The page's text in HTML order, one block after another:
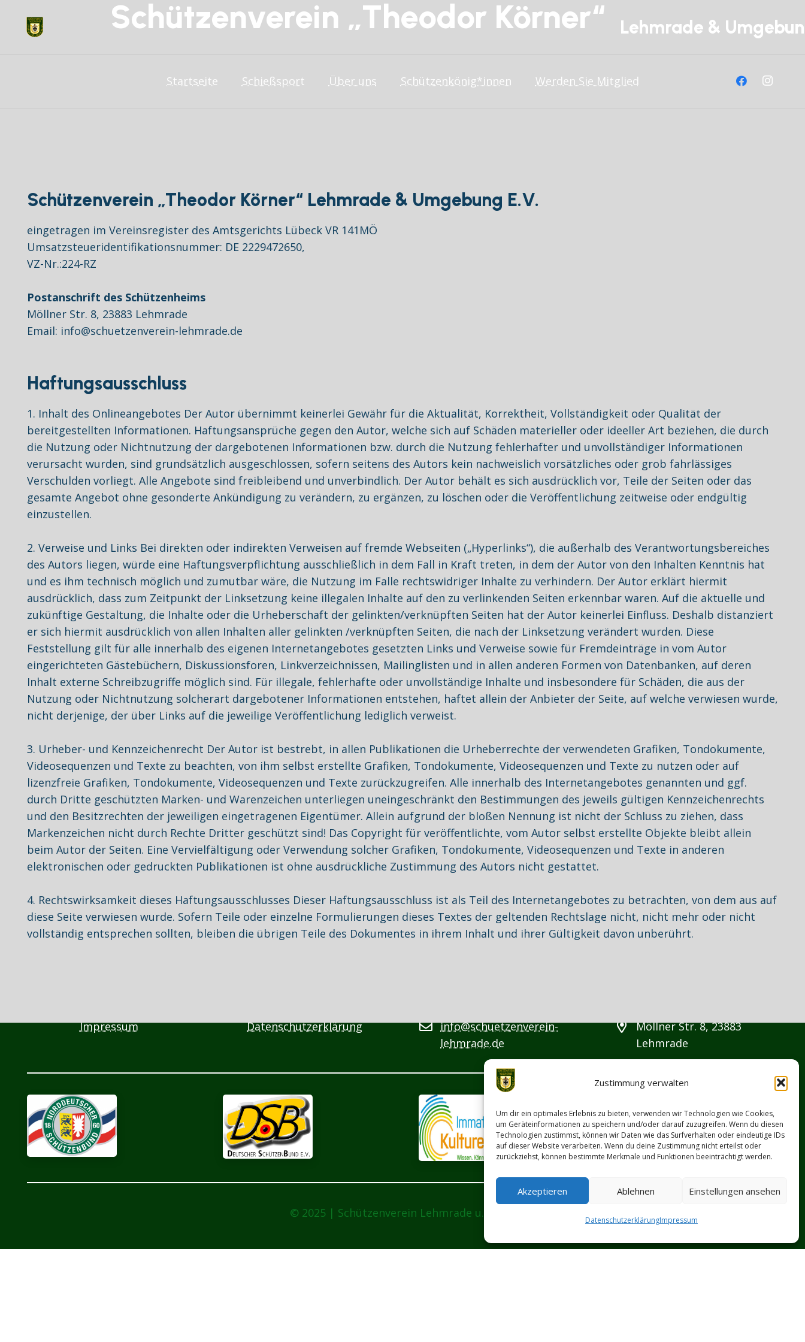
Zustimmung verwalten
Um dir ein optimales Erlebnis zu bieten, verwenden wir Technologien wie Cookies,
um Geräteinformationen zu speichern und/oder darauf zuzugreifen. Wenn du diesen
Technologien zustimmst, können wir Daten wie das Surfverhalten oder eindeutige IDs
auf dieser Website verarbeiten. Wenn du deine Zustimmung nicht erteilst oder
zurückziehst, können bestimmte Merkmale und Funktionen beeinträchtigt werden.
Akzeptieren Ablehnen Einstellungen ansehen
DatenschutzerklärungImpressum
Schützenverein „Theodor Körner“ Lehmrade &
Startseite Schießsport Über uns Schützenkönig*innen Werden Sie Mitglied
Schützenverein „Theodor Körner“ Lehmrade & Umgebung E.V.
eingetragen im Vereinsregister des Amtsgerichts Lübeck VR 141MÖ
Umsatzsteueridentifikationsnummer: DE 2229472650,
VZ-Nr.:224-RZ
Postanschrift des Schützenheims
Möllner Str. 8, 23883 Lehmrade
Email: info@schuetzenverein-lehmrade.de
Haftungsausschluss
1. Inhalt des Onlineangebotes Der Autor übernimmt keinerlei Gewähr für die Aktualität, Korrektheit, Vollständigkeit oder Qualität der
bereitgestellten Informationen. Haftungsansprüche gegen den Autor, welche sich auf Schäden materieller oder ideeller Art beziehen, die durch
die Nutzung oder Nichtnutzung der dargebotenen Informationen bzw. durch die Nutzung fehlerhafter und unvollständiger Informationen
verursacht wurden, sind grundsätzlich ausgeschlossen, sofern seitens des Autors kein nachweislich vorsätzliches oder grob fahrlässiges
Verschulden vorliegt. Alle Angebote sind freibleibend und unverbindlich. Der Autor behält es sich ausdrücklich vor, Teile der Seiten oder das
gesamte Angebot ohne gesonderte Ankündigung zu verändern, zu ergänzen, zu löschen oder die Veröffentlichung zeitweise oder endgültig
einzustellen.
2. Verweise und Links Bei direkten oder indirekten Verweisen auf fremde Webseiten („Hyperlinks“), die außerhalb des Verantwortungsbereiches
des Autors liegen, würde eine Haftungsverpflichtung ausschließlich in dem Fall in Kraft treten, in dem der Autor von den Inhalten Kenntnis hat
und es ihm technisch möglich und zumutbar wäre, die Nutzung im Falle rechtswidriger Inhalte zu verhindern. Der Autor erklärt hiermit
ausdrücklich, dass zum Zeitpunkt der Linksetzung keine illegalen Inhalte auf den zu verlinkenden Seiten erkennbar waren. Auf die aktuelle und
zukünftige Gestaltung, die Inhalte oder die Urheberschaft der gelinkten/verknüpften Seiten hat der Autor keinerlei Einfluss. Deshalb distanziert
er sich hiermit ausdrücklich von allen Inhalten aller gelinkten /verknüpften Seiten, die nach der Linksetzung verändert wurden. Diese
Feststellung gilt für alle innerhalb des eigenen Internetangebotes gesetzten Links und Verweise sowie für Fremdeinträge in vom Autor
eingerichteten Gästebüchern, Diskussionsforen, Linkverzeichnissen, Mailinglisten und in allen anderen Formen von Datenbanken, auf deren
Inhalt externe Schreibzugriffe möglich sind. Für illegale, fehlerhafte oder unvollständige Inhalte und insbesondere für Schäden, die aus der
Nutzung oder Nichtnutzung solcherart dargebotener Informationen entstehen, haftet allein der Anbieter der Seite, auf welche verwiesen wurde,
nicht derjenige, der über Links auf die jeweilige Veröffentlichung lediglich verweist.
3. Urheber- und Kennzeichenrecht Der Autor ist bestrebt, in allen Publikationen die Urheberrechte der verwendeten Grafiken, Tondokumente,
Videosequenzen und Texte zu beachten, von ihm selbst erstellte Grafiken, Tondokumente, Videosequenzen und Texte zu nutzen oder auf
lizenzfreie Grafiken, Tondokumente, Videosequenzen und Texte zurückzugreifen. Alle innerhalb des Internetangebotes genannten und ggf.
durch Dritte geschützten Marken- und Warenzeichen unterliegen uneingeschränkt den Bestimmungen des jeweils gültigen Kennzeichenrechts
und den Besitzrechten der jeweiligen eingetragenen Eigentümer. Allein aufgrund der bloßen Nennung ist nicht der Schluss zu ziehen, dass
Markenzeichen nicht durch Rechte Dritter geschützt sind! Das Copyright für veröffentlichte, vom Autor selbst erstellte Objekte bleibt allein
beim Autor der Seiten. Eine Vervielfältigung oder Verwendung solcher Grafiken, Tondokumente, Videosequenzen und Texte in anderen
elektronischen oder gedruckten Publikationen ist ohne ausdrückliche Zustimmung des Autors nicht gestattet.
4. Rechtswirksamkeit dieses Haftungsausschlusses Dieser Haftungsausschluss ist als Teil des Internetangebotes zu betrachten, von dem aus auf
diese Seite verwiesen wurde. Sofern Teile oder einzelne Formulierungen dieses Textes der geltenden Rechtslage nicht, nicht mehr oder nicht
vollständig entsprechen sollten, bleiben die übrigen Teile des Dokumentes in ihrem Inhalt und ihrer Gültigkeit davon unberührt.
Impressum Datenschutzerklärung
info@schuetzenverein-
lehmrade.de
Möllner Str. 8, 23883
Lehmrade
© 2025 | Schützenverein Lehmrade u.U. e.V.